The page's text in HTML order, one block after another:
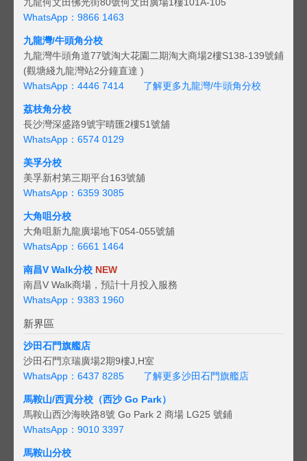
WhatsApp：9866 1463
九龍灣/牛頭角分校
九龍灣牛頭角道77號淘大花園二期淘大商場2樓S138-139號鋪
(觀塘綫九龍灣站2分鐘直達 )
WhatsApp：4446 7414
了解更多九龍灣/牛頭角分校
荔枝角分校
長沙灣深盛路9號宇晴匯2樓51號舖
WhatsApp：6574 0129
美孚分校
美孚新村第三期平台163號舖
WhatsApp：6359 3085
大角咀分校
大角咀新九龍廣場地下054-055號舖
WhatsApp：6661 1464
南昌V Walk分校 NEW
南昌V Walk商場，預計十月投入服務
WhatsApp：9383 1960
新界區
沙田石門旗艦店
沙田石門京瑞廣場2期9樓J,H室
WhatsApp：6437 8285
了解更多沙田石門旗艦店
馬鞍山/西貢分校（西沙 Go Park）
馬鞍山西沙海映路8號 Go Park 2 商場 LG25 號鋪
WhatsApp：9010 3397
馬鞍山分校